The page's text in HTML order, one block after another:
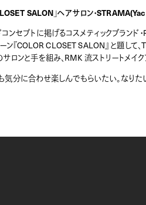
SALON」ヘアサロン・
コンセプトに掲げるコスメティックブラン
『COLOR CLOSET SALON』 と題して、
ンと手を組み、RMK 流ストリートメイク
気分に合わせ楽しんでもらいたい。なりた